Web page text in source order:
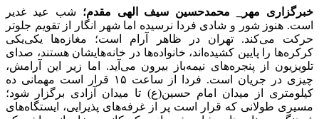
خبرگزاری مهر_ محمدحسین سیف الهی مقدم؛ شب عید غدیر
است. هنوز شور و شادی فردا نرسیده اما شهر انگار از تقویم جلوتر
حرکت می‌کند. تهران در ظاهر آرام است؛ مغازه‌ها یکی‌یکی
کرکره‌ها را پایین کشیده‌اند، خانواده‌ها در خانه‌هایشان هستند، صدای
تلویزیون از پنجره‌های نیمه‌باز بیرون می‌آید. اما زیر این آرامش،
چیزی در جریان است. فردا از ساعت ۱۵ قرار است مهمانی ده
کیلومتری از میدان امام حسین(ع) تا میدان آزادی برگزار شود؛
مسیری طولانی که قرار است پر از غرفه‌های پذیرایی، ایستگاه‌های